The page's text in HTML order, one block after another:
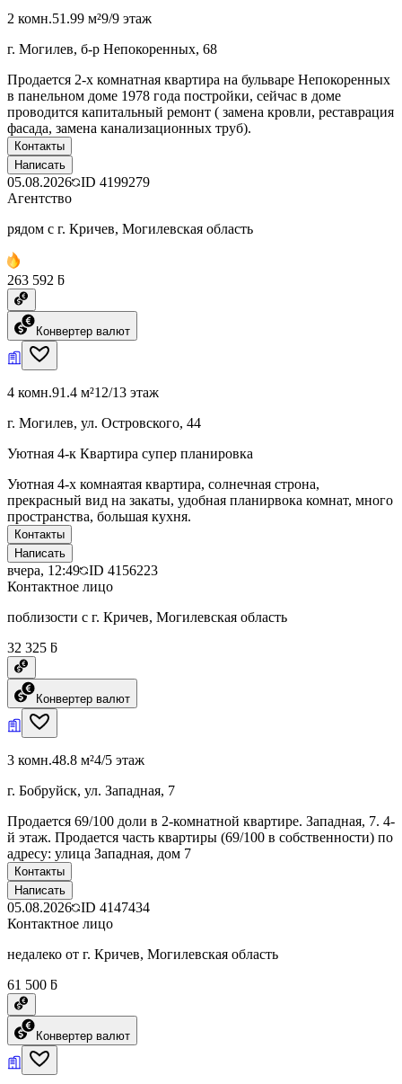
2 комн.51.99 м²9/9 этаж
г. Могилев, б-р Непокоренных, 68
Продается 2-х комнатная квартира на бульваре Непокоренных
в панельном доме 1978 года постройки, сейчас в доме
проводится капитальный ремонт ( замена кровли, реставрация
фасада, замена канализационных труб).
Контакты
Написать
05.08.2026 ID 4199279
Агентство
рядом с г. Кричев, Могилевская область
263 592 ƃ
Конвертер валют
4 комн.91.4 м²12/13 этаж
г. Могилев, ул. Островского, 44
Уютная 4-к Квартира супер планировка
Уютная 4-х комнаятая квартира, солнечная строна,
прекрасный вид на закаты, удобная планирвока комнат, много
пространства, большая кухня.
Контакты
Написать
вчера, 12:49 ID 4156223
Контактное лицо
поблизости с г. Кричев, Могилевская область
32 325 ƃ
Конвертер валют
3 комн.48.8 м²4/5 этаж
г. Бобруйск, ул. Западная, 7
Продается 69/100 доли в 2-комнатной квартире. Западная, 7. 4-
й этаж. Продается часть квартиры (69/100 в собственности) по
адресу: улица Западная, дом 7
Контакты
Написать
05.08.2026 ID 4147434
Контактное лицо
недалеко от г. Кричев, Могилевская область
61 500 ƃ
Конвертер валют